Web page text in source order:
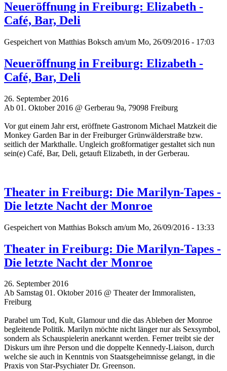
Neueröffnung in Freiburg: Elizabeth -
Café, Bar, Deli
Gespeichert von Matthias Boksch am/um Mo, 26/09/2016 - 17:03
Neueröffnung in Freiburg: Elizabeth -
Café, Bar, Deli
26. September 2016
Ab 01. Oktober 2016 @ Gerberau 9a, 79098 Freiburg
Vor gut einem Jahr erst, eröffnete Gastronom Michael Matzkeit die
Monkey Garden Bar in der Freiburger Grünwälderstraße bzw.
seitlich der Markthalle. Ungleich großformatiger gestaltet sich nun
sein(e) Café, Bar, Deli, getauft Elizabeth, in der Gerberau.
Theater in Freiburg: Die Marilyn-Tapes -
Die letzte Nacht der Monroe
Gespeichert von Matthias Boksch am/um Mo, 26/09/2016 - 13:33
Theater in Freiburg: Die Marilyn-Tapes -
Die letzte Nacht der Monroe
26. September 2016
Ab Samstag 01. Oktober 2016 @ Theater der Immoralisten,
Freiburg
Parabel um Tod, Kult, Glamour und die das Ableben der Monroe
begleitende Politik. Marilyn möchte nicht länger nur als Sexsymbol,
sondern als Schauspielerin anerkannt werden. Ferner treibt sie der
Diskurs um ihre Person und die doppelte Kennedy-Liaison, durch
welche sie auch in Kenntnis von Staatsgeheimnisse gelangt, in die
Praxis von Star-Psychiater Dr. Greenson.